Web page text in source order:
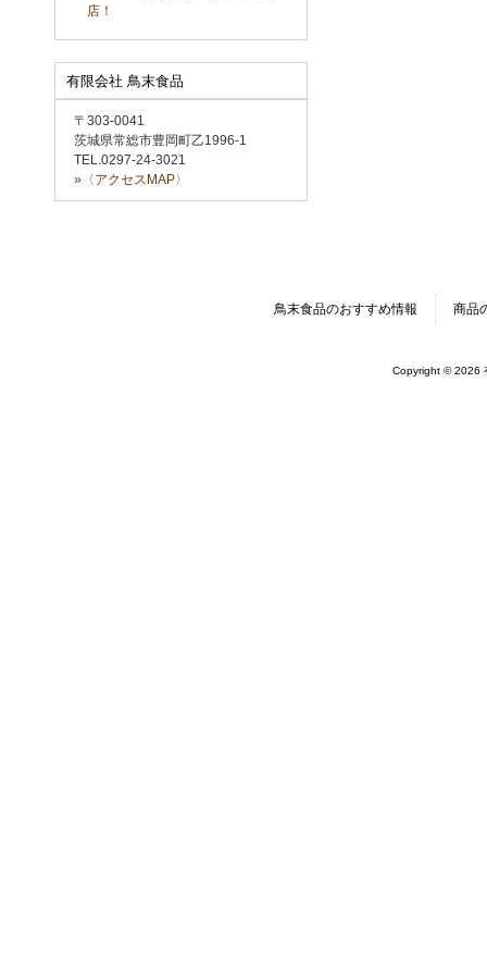
店！
有限会社 鳥末食品
〒303-0041
茨城県常総市豊岡町乙1996-1
TEL.0297-24-3021
»〈アクセスMAP〉
鳥末食品のおすすめ情報 商品
Copyright © 2026